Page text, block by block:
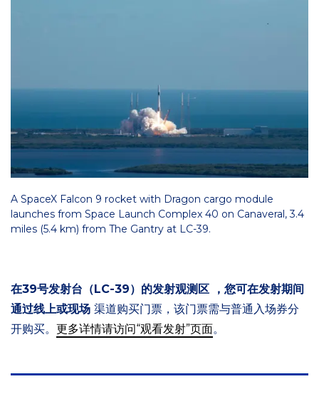
A SpaceX Falcon 9 rocket with Dragon cargo module
launches from Space Launch Complex 40 on Canaveral, 3.4
miles (5.4 km) from The Gantry at LC-39.
在39号发射台（LC-39）的发射观测区
，您可在发射期间
通过线上或现场 渠道购买门票，该门票需与普通入场券分
开购买。 更多详情请访问“观看发射”页面。